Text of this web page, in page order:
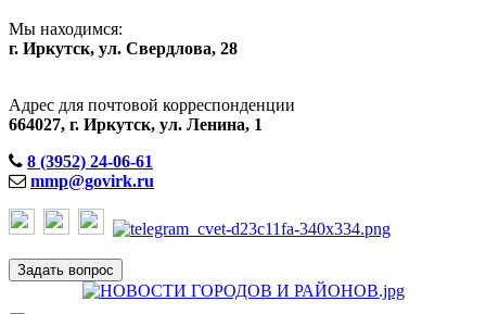
Мы находимся:
г. Иркутск, ул. Свердлова, 28
Адрес для почтовой корреспонденции
664027, г. Иркутск, ул. Ленина, 1
8 (3952) 24-06-61
mmp@govirk.ru
Задать вопрос